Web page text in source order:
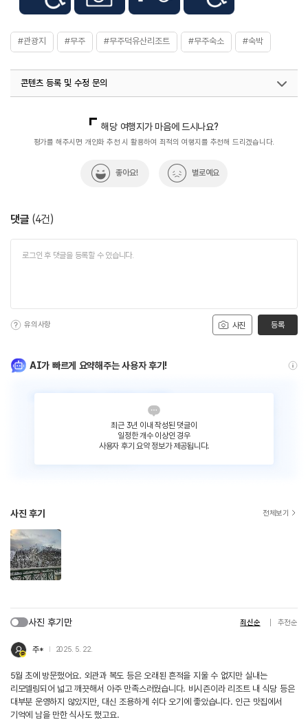
#관광지 #무주 #무주덕유산리조트 #무주숙소 #숙박
콘텐츠 등록 및 수정 문의
열린관광콘텐츠팀(열린관광-모두의여행)
033-738-3425
해당 여행지가 마음에 드시나요?
평가를 해주시면 개인화 추천 시 활용하여 최적의 여행지를 추천해 드리겠습니다.
좋아요! 별로예요
댓글 (4건)
사진
유의사항 등록
AI가 빠르게 요약해주는 사용자 후기!
최근 3년 이내 작성된 댓글이
일정한 개수 이상인 경우
사용자 후기 요약 정보가 제공됩니다.
사진 후기 전체보기
사진 후기만 최신순 추천순
주* 2025. 5. 22.
5월 초에 방문했어요. 외관과 복도 등은 오래된 흔적을 지울 수 없지만 실내는
리모델링되어 넓고 깨끗해서 아주 만족스러웠습니다. 비시즌이라 리조트 내 식당 등은
대부분 운영하지 않았지만, 대신 조용하게 쉬다 오기에 좋았습니다. 인근 맛집에서
기억에 남을 만한 식사도 했고요.